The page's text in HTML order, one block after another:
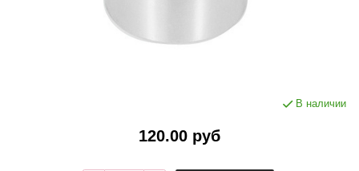
В наличии
120.00 руб